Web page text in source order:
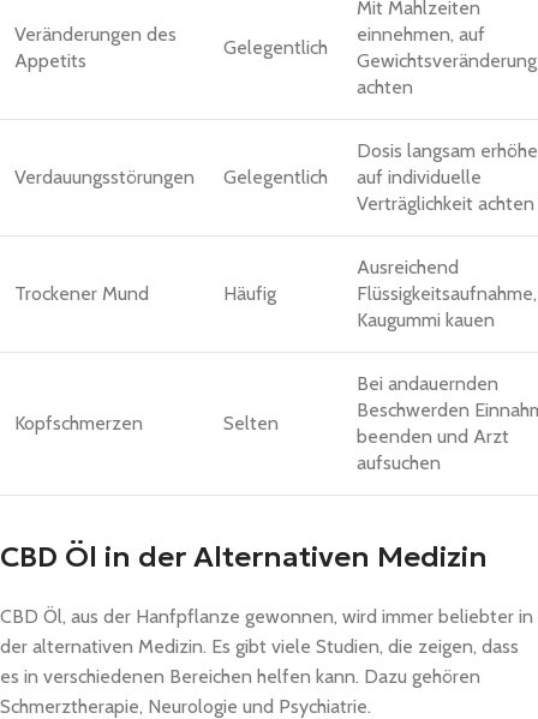
Veränderungen des
Appetits
Gelegentlich
Mit Mahlzeiten
einnehmen, auf
achten
Verdauungsstörungen Gelegentlich
Dosis langsam
auf individuelle
Verträglichkeit achten
Trockener Mund Häufig
Ausreichend
Flüssigkeitsaufnahme,
Kaugummi kauen
Kopfschmerzen Selten
Bei andauernden
Beschwerden
beenden und Arzt
aufsuchen
CBD Öl in der Alternativen Medizin
CBD Öl, aus der Hanfpflanze gewonnen, wird immer beliebter in
der alternativen Medizin. Es gibt viele Studien, die zeigen, dass
es in verschiedenen Bereichen helfen kann. Dazu gehören
Schmerztherapie, Neurologie und Psychiatrie.